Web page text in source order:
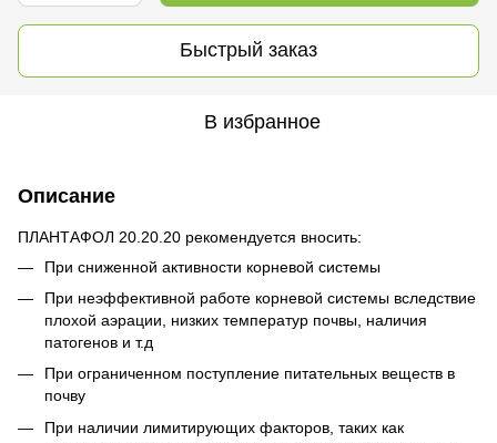
Быстрый заказ
В избранное
Описание
ПЛАНТАФОЛ 20.20.20 рекомендуется вносить:
При сниженной активности корневой системы
При неэффективной работе корневой системы вследствие
плохой аэрации, низких температур почвы, наличия
патогенов и т.д
При ограниченном поступление питательных веществ в
почву
При наличии лимитирующих факторов, таких как